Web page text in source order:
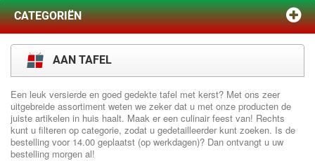
CATEGORIËN
AAN TAFEL
Een leuk versierde en goed gedekte tafel met kerst? Met ons zeer
uitgebreide assortiment weten we zeker dat u met onze producten de
juiste artikelen in huis haalt. Maak er een culinair feest van! Rechts
kunt u filteren op categorie, zodat u gedetailleerder kunt zoeken. Is de
bestelling voor 14.00 geplaatst (op werkdagen)? Dan ontvangt u uw
bestelling morgen al!